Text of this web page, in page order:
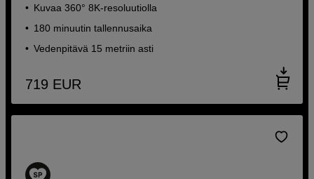
Kuvaa 360° 8K-resoluutiolla
180 minuutin tallennusaika
Vedenpitävä 15 metriin asti
719 EUR